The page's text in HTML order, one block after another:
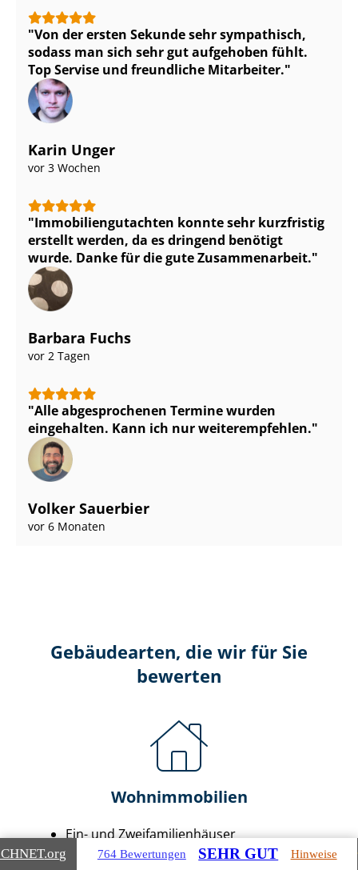
Von der ersten Sekunde sehr sympathisch,
sodass man sich sehr gut aufgehoben fühlt.
Top Servise und freundliche Mitarbeiter.
Karin Unger
vor 3 Wochen
Im­mo­bi­li­en­gut­ach­ten konnte sehr kurzfristig
erstellt werden, da es dringend benötigt
wurde. Danke für die gute Zusammenarbeit.
Barbara Fuchs
vor 2 Tagen
Alle abgesprochenen Termine wurden
eingehalten. Kann ich nur weiterempfehlen.
Volker Sauerbier
vor 6 Monaten
Gebäudearten, die wir für Sie
bewerten
Wohnimmobilien
Ein- und Zwei­fa­mi­li­en­häu­ser
Doppel- & Reihenhäuser
.org 764 Bewertungen SEHR GUT Hinweise